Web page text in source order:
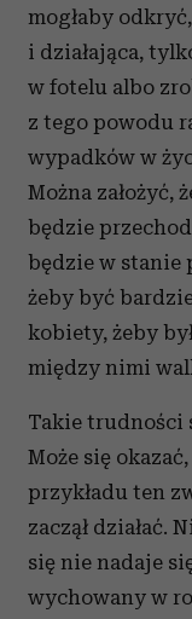
mogłaby
i działająca,
w fotelu albo
z tego powodu
wypadków w
Można założyć,
będzie
będzie w stanie
żeby być
kobiety, żeby
między nimi
Takie trudności
Może się
przykładu ten
zaczął działać.
się nie nadaje
wychowany w